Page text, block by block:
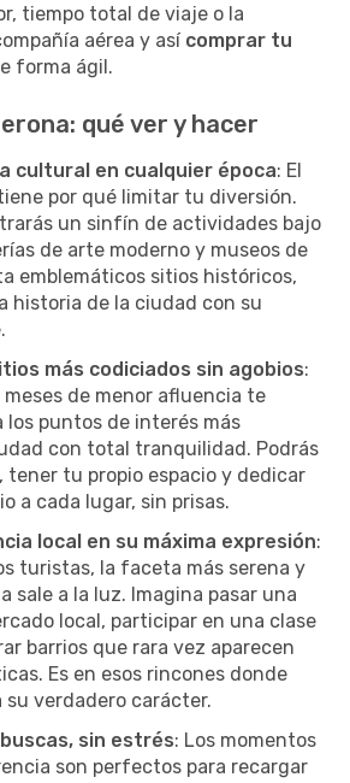
tiempo total de viaje o la
aérea y así comprar tu
forma ágil.
qué ver y hacer
cultural en cualquier época: El
por qué limitar tu diversión.
un sinfín de actividades bajo
de arte moderno y museos de
emblemáticos sitios históricos,
historia de la ciudad con su
más codiciados sin agobios:
de menor afluencia te
los puntos de interés más
con total tranquilidad. Podrás
tener tu propio espacio y dedicar
a cada lugar, sin prisas.
local en su máxima expresión:
turistas, la faceta más serena y
sale a la luz. Imagina pasar una
local, participar en una clase
barrios que rara vez aparecen
Es en esos rincones donde
verdadero carácter.
sin estrés: Los momentos
son perfectos para recargar